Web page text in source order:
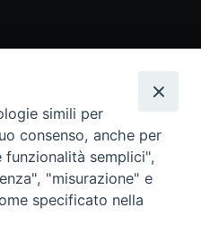
social
simili per
consenso, anche per
semplici",
"misurazione" e
specificato nella